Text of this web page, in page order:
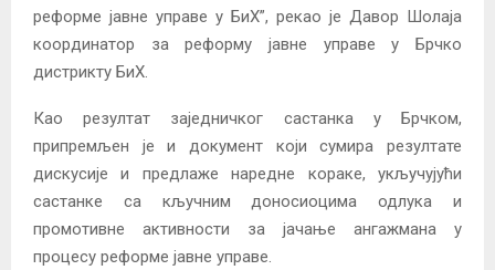
реформе јавне управе у БиХ”, рекао је Давор Шолаја
координатор за реформу јавне управе у Брчко
дистрикту БиХ.
Као резултат заједничког састанка у Брчком,
припремљен је и документ који сумира резултате
дискусије и предлаже наредне кораке, укључујући
састанке са кључним доносиоцима одлука и
промотивне активности за јачање ангажмана у
процесу реформе јавне управе.